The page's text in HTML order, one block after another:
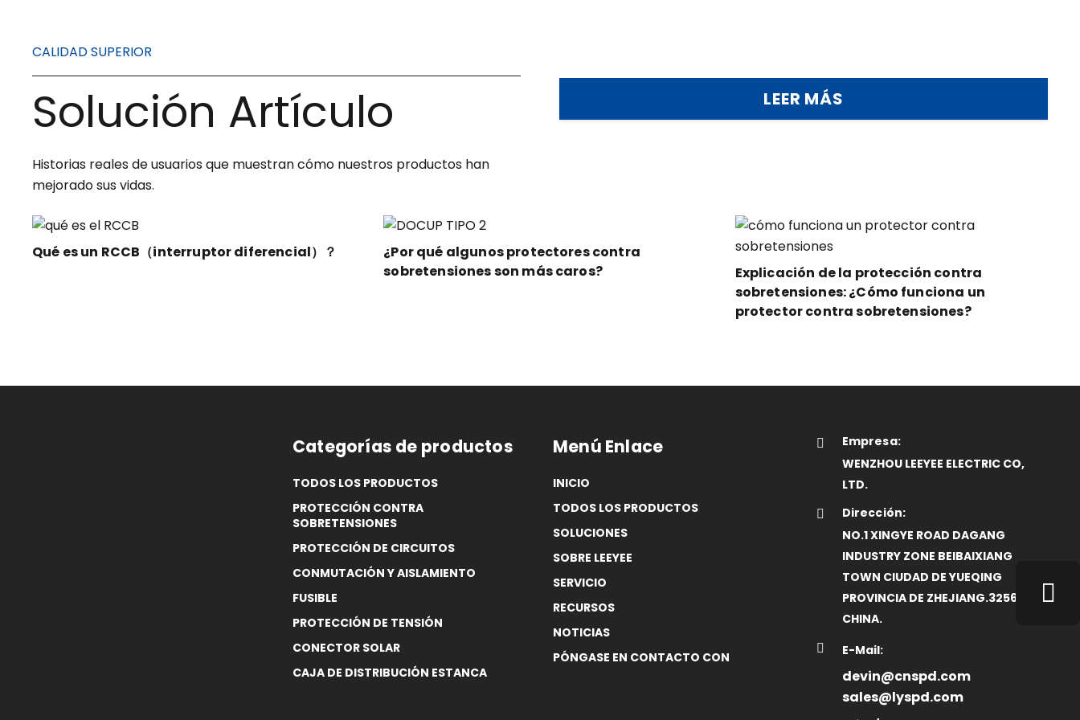
CALIDAD SUPERIOR
Solución Artículo
Historias reales de usuarios que muestran cómo nuestros productos han
mejorado sus vidas.
LEER MÁS
Qué es un RCCB（interruptor diferencial）？
¿Por qué algunos protectores contra
sobretensiones son más caros?
Explicación de la protección contra
sobretensiones: ¿Cómo funciona un
protector contra sobretensiones?
Categorías de productos
TODOS LOS PRODUCTOS
PROTECCIÓN CONTRA
SOBRETENSIONES
PROTECCIÓN DE CIRCUITOS
CONMUTACIÓN Y AISLAMIENTO
FUSIBLE
PROTECCIÓN DE TENSIÓN
CONECTOR SOLAR
CAJA DE DISTRIBUCIÓN ESTANCA
Menú Enlace
INICIO
TODOS LOS PRODUCTOS
SOLUCIONES
SOBRE LEEYEE
SERVICIO
RECURSOS
NOTICIAS
PÓNGASE EN CONTACTO CON
Empresa:
WENZHOU LEEYEE ELECTRIC CO,
LTD.
Dirección:
NO.1 XINGYE ROAD DAGANG
INDUSTRY ZONE BEIBAIXIANG
TOWN CIUDAD DE YUEQING
PROVINCIA DE ZHEJIANG.325603.
CHINA.
E-Mail:
devin@cnspd.com
sales@lyspd.com